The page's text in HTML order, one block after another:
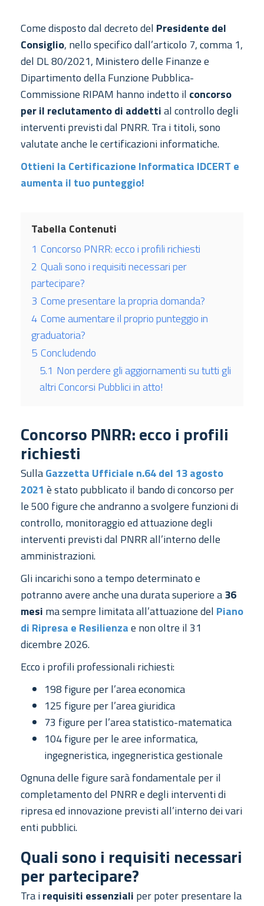
Come disposto dal decreto del Presidente del
Consiglio, nello specifico dall’articolo 7, comma 1,
del DL 80/2021, Ministero delle Finanze e
Dipartimento della Funzione Pubblica-
Commissione RIPAM hanno indetto il concorso
per il reclutamento di addettial controllo degli
interventi previsti dal PNRR. Tra i titoli, sono
valutate anche le certificazioni informatiche.
Ottieni la Certificazione Informatica IDCERT e
aumenta il tuo punteggio!
Tabella Contenuti
1 Concorso PNRR: ecco i profili richiesti
2 Quali sono i requisiti necessari per
partecipare?
3 Come presentare la propria domanda?
4 Come aumentare il proprio punteggio in
graduatoria?
5 Concludendo
5.1 Non perdere gli aggiornamenti su tutti gli
altri Concorsi Pubblici in atto!
Concorso PNRR: ecco i profili
richiesti
SullaGazzetta Ufficiale n.64 del 13 agosto
2021 è stato pubblicato il bando di concorso per
le 500 figure che andranno a svolgere funzioni di
controllo, monitoraggio ed attuazione degli
interventi previsti dal PNRR all’interno delle
amministrazioni.
Gli incarichi sono a tempo determinato e
potranno avere anche una durata superiore a36
mesi ma sempre limitata all’attuazione del Piano
di Ripresa e Resilienzae non oltre il 31
dicembre 2026.
Ecco i profili professionali richiesti:
198 figure per l’area economica
125 figure per l’area giuridica
73 figure per l’area statistico-matematica
104 figure per le aree informatica,
ingegneristica, ingegneristica gestionale
Ognuna delle figure sarà fondamentale per il
completamento del PNRR e degli interventi di
ripresa ed innovazione previsti all’interno dei vari
enti pubblici.
Quali sono i requisiti necessari
per partecipare?
Tra irequisiti essenziali per poter presentare la